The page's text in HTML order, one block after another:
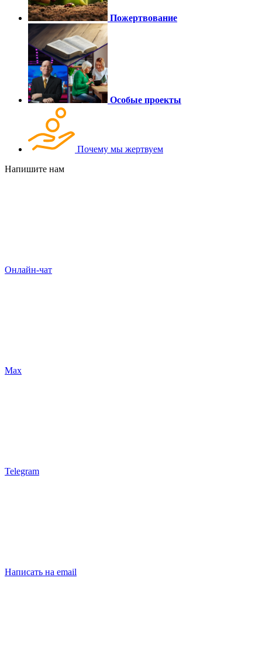
Пожертвование
Особые проекты
Почему мы жертвуем
Напишите нам
Онлайн-чат
Max
Telegram
Написать на email